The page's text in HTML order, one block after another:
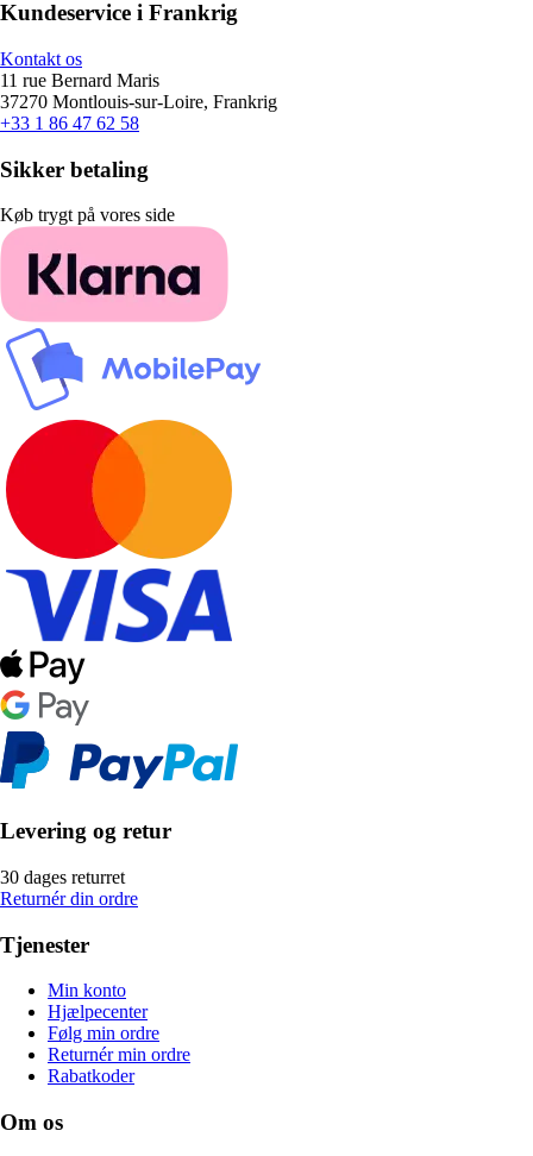
Kundeservice i Frankrig
Kontakt os
11 rue Bernard Maris
37270 Montlouis-sur-Loire, Frankrig
+33 1 86 47 62 58
Sikker betaling
Køb trygt på vores side
Levering og retur
30 dages returret
Returnér din ordre
Tjenester
Min konto
Hjælpecenter
Følg min ordre
Returnér min ordre
Rabatkoder
Om os